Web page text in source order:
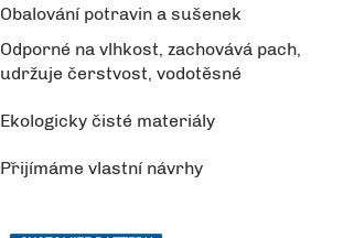
Obalování potravin a sušenek
Odporné na vlhkost, zachovává pach,
udržuje čerstvost, vodotěsné
Ekologicky čisté materiály
Přijímáme vlastní návrhy